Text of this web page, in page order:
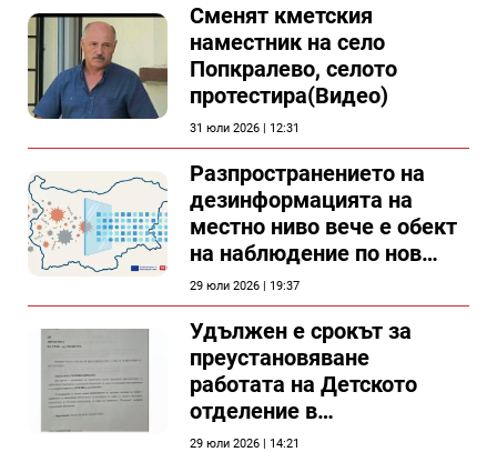
Сменят кметския
наместник на село
Попкралево, селото
протестира(Видео)
31 юли 2026 | 12:31
Разпространението на
дезинформацията на
местно ниво вече е обект
на наблюдение по нов
проект
29 юли 2026 | 19:37
Удължен е срокът за
преустановяване
работата на Детското
отделение в
силистренската болница
29 юли 2026 | 14:21